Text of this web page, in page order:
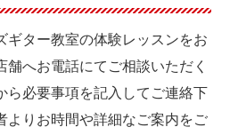
ギター教室の体験レッスンをお
舗へお電話にてご相談いただく
ら必要事項を記入してご連絡下
よりお時間や詳細なご案内をご